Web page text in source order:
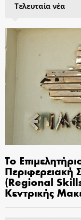
Τελευταία νέα
Το
Περιφερειακή
(Regional
Κεντρικής